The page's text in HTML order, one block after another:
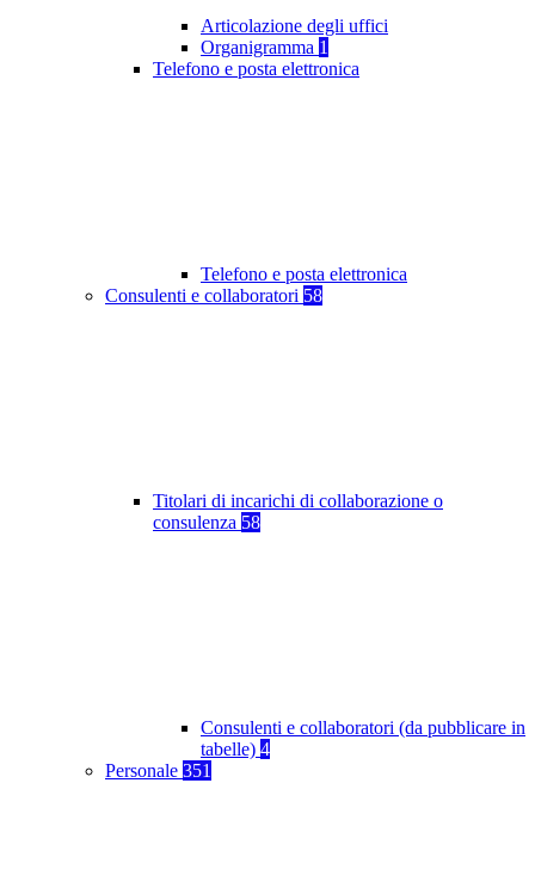
Articolazione degli uffici
Organigramma 1
Telefono e posta elettronica
Telefono e posta elettronica
Consulenti e collaboratori 58
Titolari di incarichi di collaborazione o
consulenza 58
Consulenti e collaboratori (da pubblicare in
tabelle) 4
Personale 351